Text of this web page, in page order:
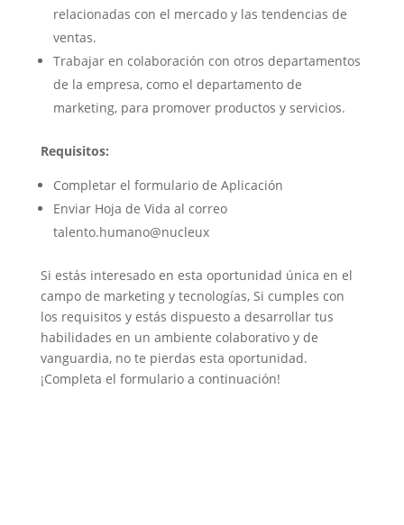
relacionadas con el mercado y las tendencias de
ventas.
Trabajar en colaboración con otros departamentos
de la empresa, como el departamento de
marketing, para promover productos y servicios.
Requisitos:
Completar el formulario de Aplicación
Enviar Hoja de Vida al correo
talento.humano@nucleux
Si estás interesado en esta oportunidad única en el
campo de marketing y tecnologías, Si cumples con
los requisitos y estás dispuesto a desarrollar tus
habilidades en un ambiente colaborativo y de
vanguardia, no te pierdas esta oportunidad.
¡Completa el formulario a continuación!